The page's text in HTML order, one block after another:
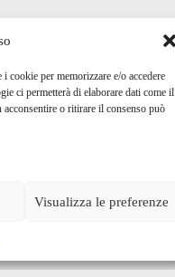
cookie per memorizzare e/o accedere
ci permetterà di elaborare dati come il
o ritirare il consenso può
Visualizza le preferenze